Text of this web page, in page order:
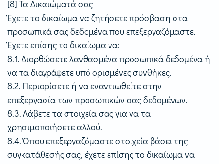
[8] Τα Δικαιώματά σας
Έχετε το δικαίωμα να ζητήσετε πρόσβαση στα
προσωπικά σας δεδομένα που επεξεργαζόμαστε.
Έχετε επίσης το δικαίωμα να:
8.1. Διορθώσετε λανθασμένα προσωπικά δεδομένα ή
να τα διαγράψετε υπό ορισμένες συνθήκες.
8.2. Περιορίσετε ή να εναντιωθείτε στην
επεξεργασία των προσωπικών σας δεδομένων.
8.3. Λάβετε τα στοιχεία σας για να τα
χρησιμοποιήσετε αλλού.
8.4. Όπου επεξεργαζόμαστε στοιχεία βάσει της
συγκατάθεσής σας, έχετε επίσης το δικαίωμα να